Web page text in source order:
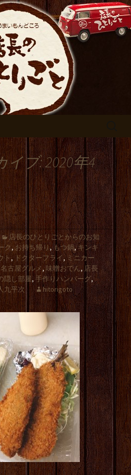
の居酒屋【店長の
のブログ
屋めしがおすすめで
ブ: 2020年4
店長のひとりごとからのお知
ク,お持ち帰り , もつ鍋,キンキ
ト , ドクターフライ,ミニカー
名古屋グルメ, 味噌おでん, 店長
隠し部屋, 手作りハンバーグ,
九平次 hitorigoto